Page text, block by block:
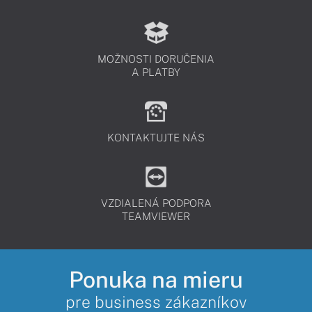
MOŽNOSTI DORUČENIA
A PLATBY
KONTAKTUJTE NÁS
VZDIALENÁ PODPORA
TEAMVIEWER
Ponuka na mieru
pre business zákazníkov